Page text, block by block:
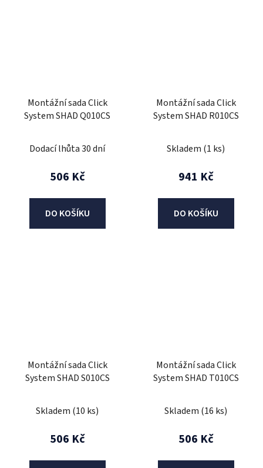
Montážní sada Click
System SHAD Q010CS
Dodací lhůta 30 dní
506 Kč
DO KOŠÍKU
Montážní sada Click
System SHAD R010CS
Skladem (1 ks)
941 Kč
DO KOŠÍKU
Montážní sada Click
System SHAD S010CS
Skladem (10 ks)
506 Kč
Montážní sada Click
System SHAD T010CS
Skladem (16 ks)
506 Kč